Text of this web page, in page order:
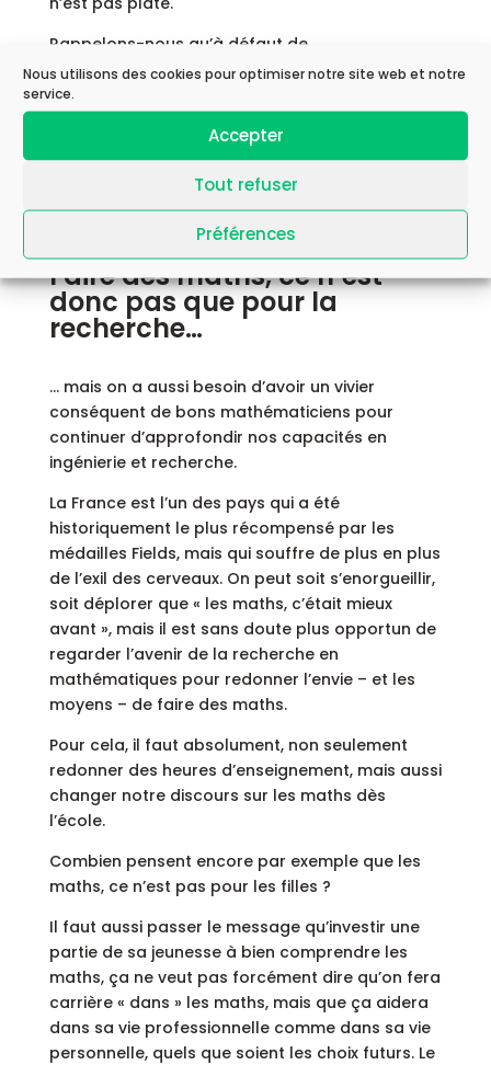
Nous utilisons des cookies pour optimiser notre site web et notre
service.
Accepter
Tout refuser
Préférences
Rappelons-nous qu’à défaut de
mathématiques, nous nous en remettons au
bon sens, à la majorité, à Internet, au plus
scientifiquement fausse qui peut apporter les
Faire des maths, ce n’est
donc pas que pour la
recherche…
… mais on a aussi besoin d’avoir un vivier
conséquent de bons mathématiciens pour
continuer d’approfondir nos capacités en
ingénierie et recherche.
La France est l’un des pays qui a été
historiquement le plus récompensé par les
médailles Fields, mais qui souffre de plus en plus
de l’exil des cerveaux. On peut soit s’enorgueillir,
soit déplorer que « les maths, c’était mieux
avant », mais il est sans doute plus opportun de
regarder l’avenir de la recherche en
mathématiques pour redonner l’envie – et les
moyens – de faire des maths.
Pour cela, il faut absolument, non seulement
redonner des heures d’enseignement, mais aussi
changer notre discours sur les maths dès
l’école.
Combien pensent encore par exemple que les
maths, ce n’est pas pour les filles ?
Il faut aussi passer le message qu’investir une
partie de sa jeunesse à bien comprendre les
maths, ça ne veut pas forcément dire qu’on fera
carrière « dans » les maths, mais que ça aidera
dans sa vie professionnelle comme dans sa vie
personnelle, quels que soient les choix futurs. Le